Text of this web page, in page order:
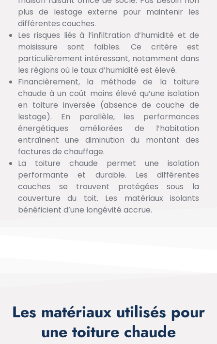
plus de lestage externe pour maintenir les
différentes couches.
Les risques liés à l’infiltration d’humidité et de
moisissure sont faibles. Ce critère est
particulièrement intéressant, notamment dans
les régions où le taux d’humidité est élevé.
Financièrement, la méthode de la toiture
chaude à un coût moins élevé qu’une isolation
en toiture inversée (absence de couche de
lestage). En parallèle, les performances
énergétiques améliorées de l’habitation
entraînent une diminution du montant des
factures de chauffage.
La toiture chaude permet une isolation
performante et durable. Les différentes
couches se trouvent protégées sous la
couverture du toit. Les matériaux isolants
bénéficient d’une longévité accrue.
Les matériaux utilisés pour
une toiture chaude